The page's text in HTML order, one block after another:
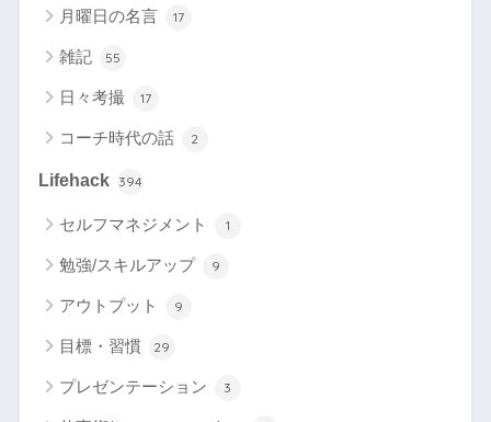
月曜日の名言 17
雑記 55
日々考撮 17
コーチ時代の話 2
Lifehack 394
セルフマネジメント 1
勉強/スキルアップ 9
アウトプット 9
目標・習慣 29
プレゼンテーション 3